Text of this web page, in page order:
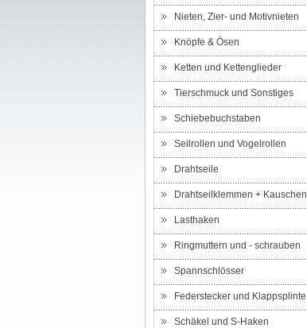
Nieten, Zier- und Motivnieten
Knöpfe & Ösen
Ketten und Kettenglieder
Tierschmuck und Sonstiges
Schiebebuchstaben
Seilrollen und Vogelrollen
Drahtseile
Drahtseilklemmen + Kauschen
Lasthaken
Ringmuttern und - schrauben
Spannschlösser
Federstecker und Klappsplinte
Schäkel und S-Haken